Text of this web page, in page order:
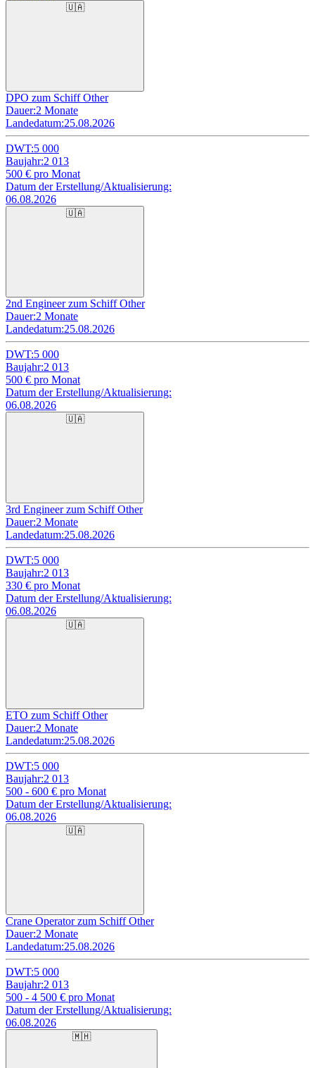
🇺🇦
DPO zum Schiff Other
Dauer:2 Monate
Landedatum:25.08.2026
DWT:5 000
Baujahr:2 013
500 € pro Monat
Datum der Erstellung/Aktualisierung:
06.08.2026
🇺🇦
2nd Engineer zum Schiff Other
Dauer:2 Monate
Landedatum:25.08.2026
DWT:5 000
Baujahr:2 013
500 € pro Monat
Datum der Erstellung/Aktualisierung:
06.08.2026
🇺🇦
3rd Engineer zum Schiff Other
Dauer:2 Monate
Landedatum:25.08.2026
DWT:5 000
Baujahr:2 013
330 € pro Monat
Datum der Erstellung/Aktualisierung:
06.08.2026
🇺🇦
ETO zum Schiff Other
Dauer:2 Monate
Landedatum:25.08.2026
DWT:5 000
Baujahr:2 013
500 - 600 € pro Monat
Datum der Erstellung/Aktualisierung:
06.08.2026
🇺🇦
Crane Operator zum Schiff Other
Dauer:2 Monate
Landedatum:25.08.2026
DWT:5 000
Baujahr:2 013
500 - 4 500 € pro Monat
Datum der Erstellung/Aktualisierung:
06.08.2026
🇲🇭